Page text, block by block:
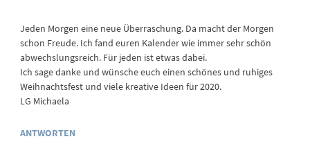
Jeden Morgen eine neue Überraschung. Da macht der Morgen
schon Freude. Ich fand euren Kalender wie immer sehr schön
abwechslungsreich. Für jeden ist etwas dabei.
Ich sage danke und wünsche euch einen schönes und ruhiges
Weihnachtsfest und viele kreative Ideen für 2020.
LG Michaela
ANTWORTEN